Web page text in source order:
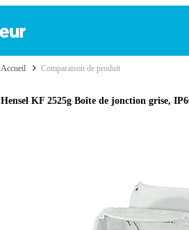
Accueil Comparaison de produit
Hensel KF 2525g Boîte de jonction grise,